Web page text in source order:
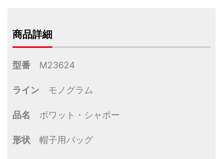
商品詳細
型番 M23624
ライン モノグラム
品名 ボワット・シャポー
形状 帽子用バッグ